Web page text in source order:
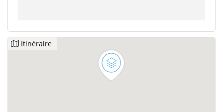
Itinéraire